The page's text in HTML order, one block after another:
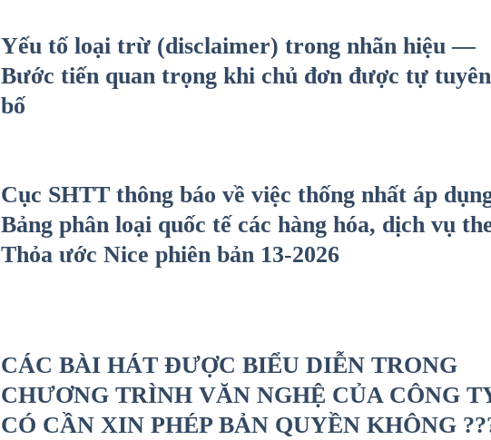
Yếu tố loại trừ (disclaimer) trong nhãn hiệu —
Bước tiến quan trọng khi chủ đơn được tự tuyên
bố
Cục SHTT thông báo về việc thống nhất áp
Bảng phân loại quốc tế các hàng hóa, dịch vụ
Thỏa ước Nice phiên bản 13-2026
CÁC BÀI HÁT ĐƯỢC BIỂU DIỄN TRONG
CHƯƠNG TRÌNH VĂN NGHỆ CỦA CÔNG
CÓ CẦN XIN PHÉP BẢN QUYỀN KHÔNG